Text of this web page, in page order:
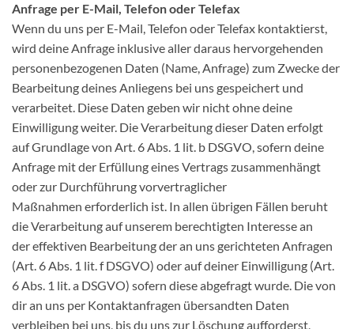
Anfrage per E-Mail, Telefon oder Telefax
Wenn du uns per E-Mail, Telefon oder Telefax kontaktierst,
wird deine Anfrage inklusive aller daraus hervorgehenden
personenbezogenen Daten (Name, Anfrage) zum Zwecke der
Bearbeitung deines Anliegens bei uns gespeichert und
verarbeitet. Diese Daten geben wir nicht ohne deine
Einwilligung weiter. Die Verarbeitung dieser Daten erfolgt
auf Grundlage von Art. 6 Abs. 1 lit. b DSGVO, sofern deine
Anfrage mit der Erfüllung eines Vertrags zusammenhängt
oder zur Durchführung vorvertraglicher
Maßnahmen erforderlich ist. In allen übrigen Fällen beruht
die Verarbeitung auf unserem berechtigten Interesse an
der effektiven Bearbeitung der an uns gerichteten Anfragen
(Art. 6 Abs. 1 lit. f DSGVO) oder auf deiner Einwilligung (Art.
6 Abs. 1 lit. a DSGVO) sofern diese abgefragt wurde. Die von
dir an uns per Kontaktanfragen übersandten Daten
verbleiben bei uns, bis du uns zur Löschung aufforderst,